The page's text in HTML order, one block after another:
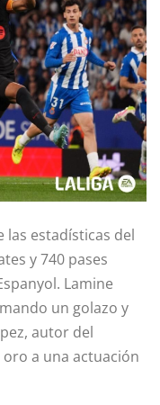
las estadísticas del
y 740 pases
Lamine
un golazo y
autor del
a una actuación